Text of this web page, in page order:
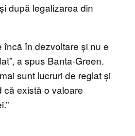
după legalizarea din
încă în dezvoltare și nu e
a spus Banta-Green.
sunt lucruri de reglat și
că există o valoare